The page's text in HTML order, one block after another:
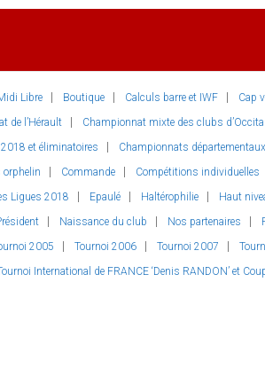
Libre Boutique Calculs barre et IWF Cap
de l’Hérault Championnat mixte des clubs
et éliminatoires Championnats
orphelin Commande Compétitions individuelles
Ligues 2018 Epaulé Haltérophilie Haut
Naissance du club Nos partenaires
2005 Tournoi 2006 Tournoi 2007
International de FRANCE ‘Denis RANDON’ et